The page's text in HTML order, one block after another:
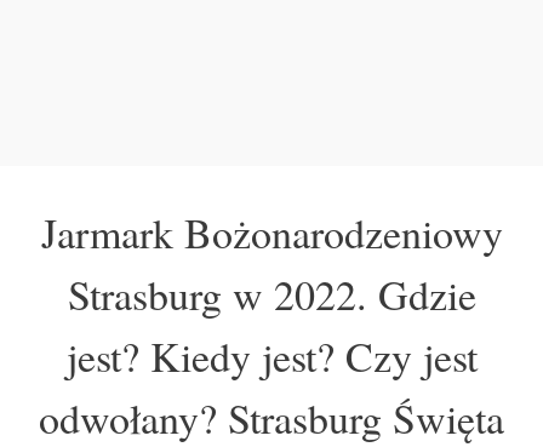
Jarmark Bożonarodzeniowy
Strasburg w 2022. Gdzie
jest? Kiedy jest? Czy jest
odwołany? Strasburg Święta